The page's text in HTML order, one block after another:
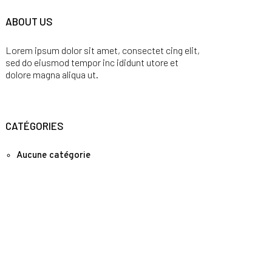
ABOUT US
Lorem ipsum dolor sit amet, consectet cing elit,
sed do eiusmod tempor inc ididunt utore et
dolore magna aliqua ut.
CATÉGORIES
Aucune catégorie